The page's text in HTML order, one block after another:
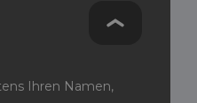
Ihren Namen,